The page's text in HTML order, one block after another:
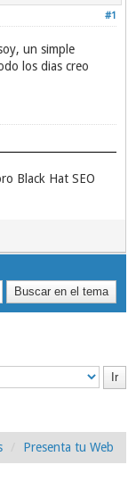
#1
un simple
los dias creo
Black Hat SEO
Presenta tu Web